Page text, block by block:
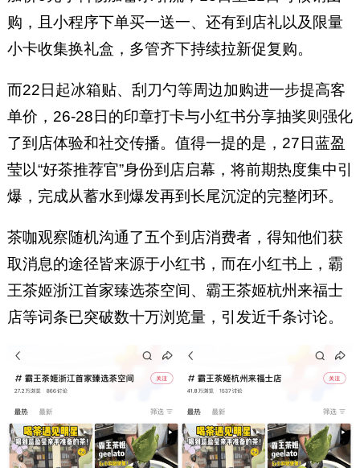
购，且小程序下单买一送一、还有到店礼以及限量
小卡收集换礼盒，多管齐下持续拉新促复购。
而22日起冰箱贴、刮刀勺等周边加购进一步提高客
单价，26-28日的印章打卡与小红书分享抽奖则强化
了到店体验和社交传播。值得一提的是，27日蓝盈
莹以“好茶推荐官”身份到店启幕，将前期热度集中引
爆，完成从蓄水到爆发再到长尾沉淀的完整闭环。
茶咖观察随机沟通了五个到店消费者，得知他们获
取消息的途径皆来源于小红书，而在小红书上，霸
王茶姬浙江首家臻选茶空间、霸王茶姬杭州来福士
店等词条已突破数十万浏览量，引发近千条讨论。